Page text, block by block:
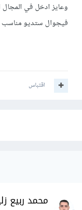
وعايز ادخل في المجال
فيجوال ستديو مناسب
اقتباس
محمد ربيع